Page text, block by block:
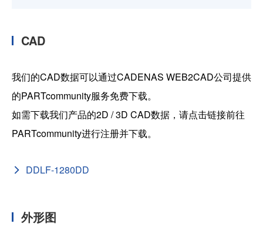
CAD
我们的CAD数据可以通过CADENAS WEB2CAD公司提供
的PARTcommunity服务免费下载。
如需下载我们产品的2D / 3D CAD数据，请点击链接前往
PARTcommunity进行注册并下载。
DDLF-1280DD
外形图